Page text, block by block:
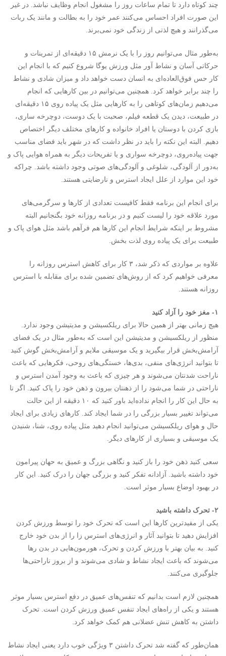
چند کوتاه دارد تا تمام ساعات روز را مشغول انجام وظایف نباشد. در غیر
این صورت افراد احساس می‌کنند عمر خود را به بطالت و مانند یک ربات
می‌گذرانند و هیچ لذتی از زندگی خود نمی‌برند.
به‌طور مثال می‌توانیم روز را با یک نرمش ۱۵ دقیقه‌ای از تمرینات و
حرکاتی آسان و نشاط آور مثل ورزش یوگا شروع کنیم که با انجام این
کار حس فوق‌العاده‌ای به انسان دست خواهد داد و میزان شادی و نشاط
را چند برابر خواهد کرد. همچنین می‌توانیم در بین کارهایی که انجام
می‌دهیم زمان‌های کوتاهی را به کارهایی مثل یک پیاده روی ۱۵ دقیقه‌ای
در طبیعت، دیدن یک قطعه فیلم، صحبت با یک دوست، دوچرخه ساری،
بازی کردن با دوستان یا افراد خانواده و کارهای مختلف دیگر اختصاص
دهیم. البته این نکته را باید در نظر داشت که در شهر باید فضای مناسب
جهت پیاده‌روی، دوچرخه سواری و یا تفریحات دیگر به همراه هوایی پاک و
به‌دور از آلودگی، شلوغی و آلودگی‌های صوتی وجود داشته باشد. چراکه
خود این موارد از علل ایجاد استرس و نارضایتی هستند.
برای انجام این برنامه فقط کافیست تعدادی از کارها و سرگرمی‌های
مورد علاقه خود را لیست کنیم و در برنامه روزانه خود بگنجانیم البته
مشروط بر اینکه شرایط انجام این کارها هم فرآهم باشد مثل هوای پاک و
طبیعت برای یک پیاده روی لذت بخش.
علاوه بر مواردی که ذکر شد، ۳ کار برای کاهش استرس روزانه را
معرفی خواهیم کرد که از روش‌های تضمین شده برای مقابله با استرس
روزانه هستند.
۱- مغز خود را آزاد کنید
هیچ زمانی بهتر از همین حالا برای ریلکسیشن و مدیتیشن وجود ندارد.
منظور از ریلکسیشن و مدیتیشن این است که به‌طور مثال در یک فضای
آرامش‌بخش قرار بیگیرید و یک موسیقی ملایم و آرامش‌بخش گوش کنید
تا بتوانید انرژی‌های منفی، بدی‌ها، خستگی‌های روحی، فکرهایی که باعث
ناراحت شدنتان می‌شوند و هر چیزی که باعث به وجود آمدن استرس و
ناراحتی در شما می‌شود را از ذهنتان بیرون و ذهن خود را پاک کنید. اگر تا
به حال این کار را انجام نداده‌اید باور کنید که ۱۰ دقیقه از این حالت
می‌تواند تغییر بسیار بزرگی را در شما ایجاد کند. کارهای زیادی برای ایجاد
حال و هوای ریلکسیشن می‌توانید انجام دهید مثل پیاده روی، شنا، شنیدن
یک موسیقی و بسیاری از کارهای دیگر.
سعی کنید ذهن خود را باز کنید و نگاهی بزرگ و عمیق به حهان پیرامون
خود داشته باشید. آزادانه تفکر کنید و بزرگی جهان را درک کنید. این کار
در بهبود اوضاع بسیار موثر است.
۲- تحرک داشته باشید
یکی از مفیدترین کارها این است که تحرک خود را توسط ورزش کردن
افزایش دهید تا بتوانید آثار و انرژی‌های استرس زا را از بدن خود خارج
کنید. به بیان بهتر با ورزش کردن و تحرک، هورمون‌هایی در بدن رها
می‌شوند که باعث ایجاد نشاط و شادی می‌شوند و از بروز ناراحتی‌ها
جلوگیری می‌کنند.
همچنین لازم است بدانیم که تنفس‌های عمیق در دفع استرس بسیار موثر
هستند و یکی از راه‌های ایجاد تنفس عمیق ورزش کردن است. تحرک
داشتن به کاهش تنش عضلانی هم کمک خواهد کرد.
همان‌طور که گفته شد تحرک داشتن ۳ ویژگی خوب دارد یعنی ایجاد نشاط